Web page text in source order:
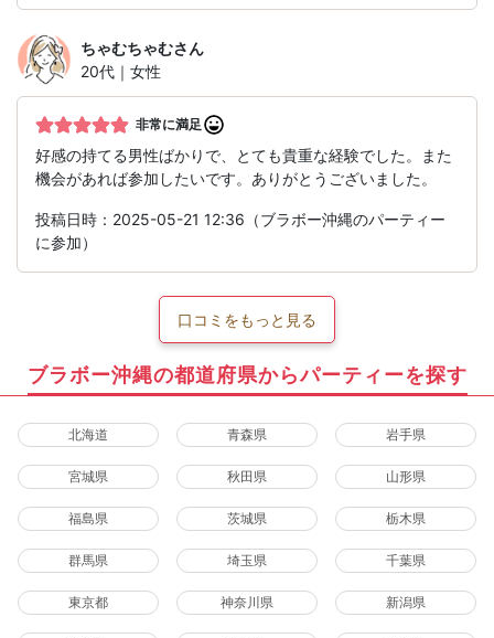
ちゃむちゃむさん
20代｜女性
非常に満足
好感の持てる男性ばかりで、とても貴重な経験でした。また
機会があれば参加したいです。ありがとうございました。
投稿日時：2025-05-21 12:36（ブラボー沖縄のパーティー
に参加）
口コミをもっと見る
ブラボー沖縄の都道府県からパーティーを探す
北海道 青森県 岩手県
宮城県 秋田県 山形県
福島県 茨城県 栃木県
群馬県 埼玉県 千葉県
東京都 神奈川県 新潟県